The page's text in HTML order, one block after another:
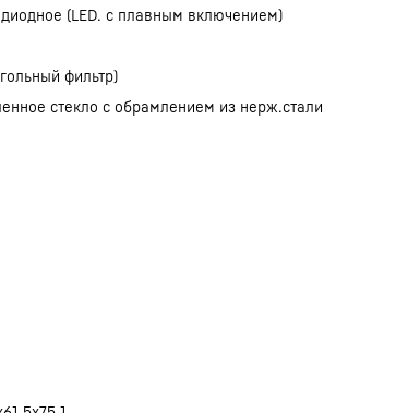
(LED. с плавным включением)
фильтр)
стекло с обрамлением из нерж.стали